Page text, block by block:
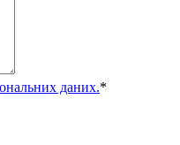
даних.*